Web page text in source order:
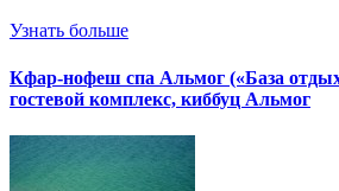
Узнать больше
Кфар-нофеш спа Альмог («База
гостевой комплекс, киббуц Альмог